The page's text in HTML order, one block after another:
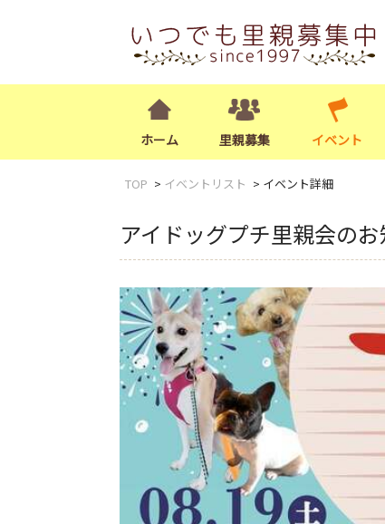
ホーム 里親募集 イベント
TOP イベントリスト イベント詳細
アイドッグプチ里親会の